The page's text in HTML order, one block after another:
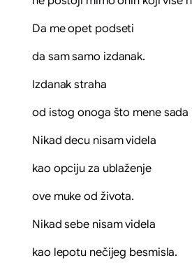
Da me opet podseti
da sam samo izdanak.
Izdanak straha
od istog onoga što mene sada
Nikad decu nisam videla
kao opciju za ublaženje
ove muke od života.
Nikad sebe nisam videla
kao lepotu nečijeg besmisla.